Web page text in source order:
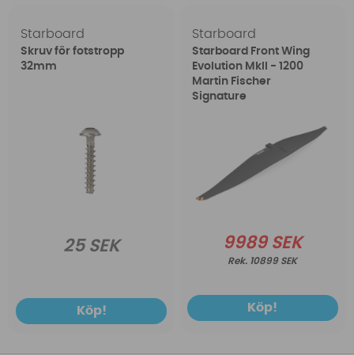
Starboard
Skruv för fotstropp
32mm
25 SEK
Köp!
Starboard
Starboard Front Wing
Evolution MkII - 1200
Martin Fischer
Signature
9989 SEK
10899 SEK
Köp!